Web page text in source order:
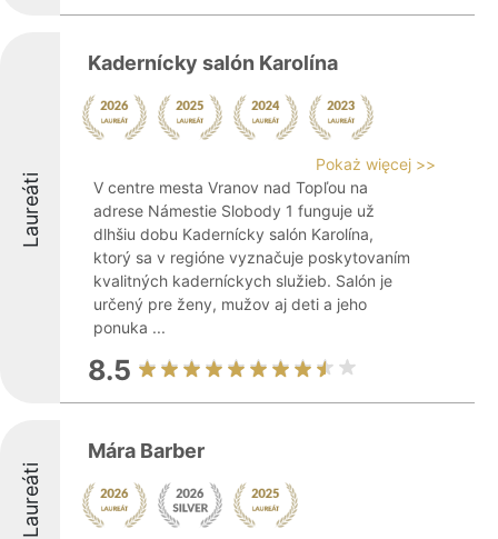
Laureáti
Kadernícky salón Karolína
Pokaż więcej >>
V centre mesta Vranov nad Topľou na
adrese Námestie Slobody 1 funguje už
dlhšiu dobu Kadernícky salón Karolína,
ktorý sa v regióne vyznačuje poskytovaním
kvalitných kaderníckych služieb. Salón je
určený pre ženy, mužov aj deti a jeho
ponuka ...
8.5
Laureáti
Mára Barber